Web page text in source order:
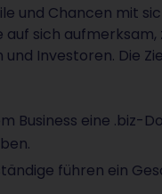
und Chancen mit
sich
Investoren. Die
Business eine .biz-
führen ein